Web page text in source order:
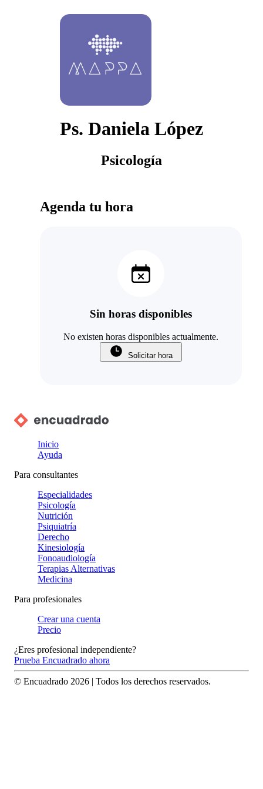
Ps. Daniela López
Psicología
Agenda tu hora
Sin horas disponibles
No existen horas disponibles actualmente.
Solicitar hora
Inicio
Ayuda
Para consultantes
Especialidades
Psicología
Nutrición
Psiquiatría
Derecho
Kinesiología
Fonoaudiología
Terapias Alternativas
Medicina
Para profesionales
Crear una cuenta
Precio
¿Eres profesional independiente?
Prueba Encuadrado ahora
© Encuadrado 2026 | Todos los derechos reservados.